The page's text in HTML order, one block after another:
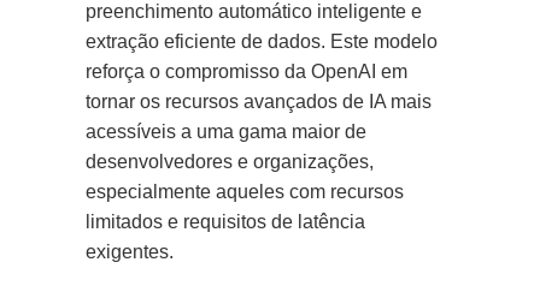
preenchimento automático inteligente e
extração eficiente de dados. Este modelo
reforça o compromisso da OpenAI em
tornar os recursos avançados de IA mais
acessíveis a uma gama maior de
desenvolvedores e organizações,
especialmente aqueles com recursos
limitados e requisitos de latência
exigentes.